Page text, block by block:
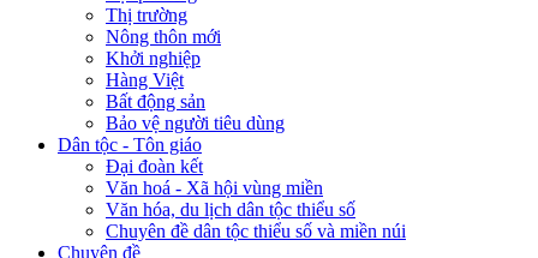
Thị trường
Nông thôn mới
Khởi nghiệp
Hàng Việt
Bất động sản
Bảo vệ người tiêu dùng
Dân tộc - Tôn giáo
Đại đoàn kết
Văn hoá - Xã hội vùng miền
Văn hóa, du lịch dân tộc thiểu số
Chuyên đề dân tộc thiểu số và miền núi
Chuyên đề